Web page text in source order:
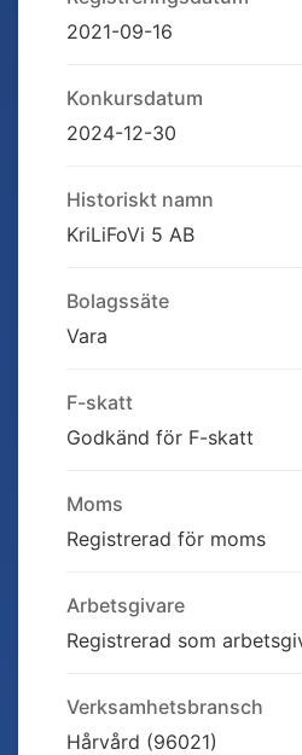
2021-09-16
Konkursdatum
2024-12-30
Historiskt namn
KriLiFoVi 5 AB
Bolagssäte
Vara
F-skatt
Godkänd för F-skatt
Moms
Registrerad för moms
Arbetsgivare
Registrerad som
Verksamhetsbransch
Hårvård (96021)